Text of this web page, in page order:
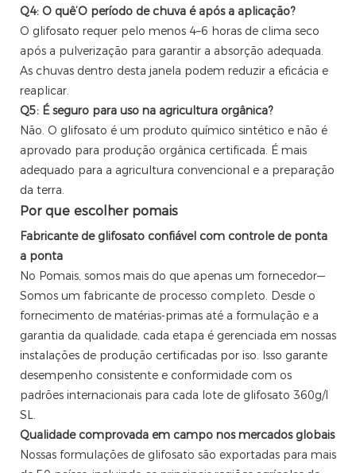
Q4: O quê’O período de chuva é após a aplicação?
O glifosato requer pelo menos 4–6 horas de clima seco
após a pulverização para garantir a absorção adequada.
As chuvas dentro desta janela podem reduzir a eficácia e
reaplicar.
Q5: É seguro para uso na agricultura orgânica?
Não. O glifosato é um produto químico sintético e não é
aprovado para produção orgânica certificada. É mais
adequado para a agricultura convencional e a preparação
da terra.
Por que escolher pomais
Fabricante de glifosato confiável com controle de ponta
a ponta
No Pomais, somos mais do que apenas um fornecedor—
Somos um fabricante de processo completo. Desde o
fornecimento de matérias-primas até a formulação e a
garantia da qualidade, cada etapa é gerenciada em nossas
instalações de produção certificadas por iso. Isso garante
desempenho consistente e conformidade com os
padrões internacionais para cada lote de glifosato 360g/l
SL.
Qualidade comprovada em campo nos mercados globais
Nossas formulações de glifosato são exportadas para mais